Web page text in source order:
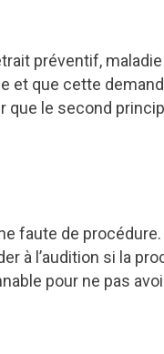
préventif,
et que cette
que le second
faute de
à l’audition si la
pour ne pas